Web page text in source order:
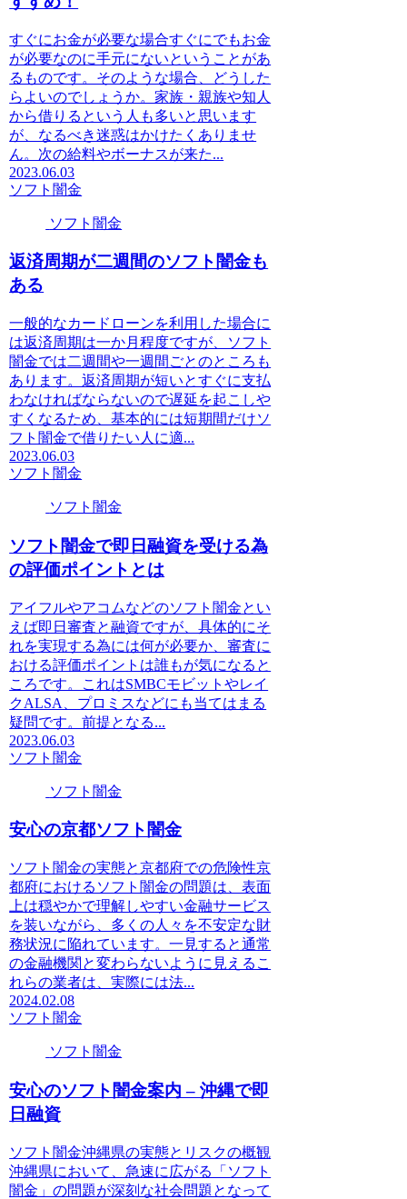
すぐにお金が必要な場合すぐにでもお金
が必要なのに手元にないということがあ
るものです。そのような場合、どうした
らよいのでしょうか。家族・親族や知人
から借りるという人も多いと思います
が、なるべき迷惑はかけたくありませ
ん。次の給料やボーナスが来た...
2023.06.03
ソフト闇金
ソフト闇金
返済周期が二週間のソフト闇金も
ある
一般的なカードローンを利用した場合に
は返済周期は一か月程度ですが、ソフト
闇金では二週間や一週間ごとのところも
あります。返済周期が短いとすぐに支払
わなければならないので遅延を起こしや
すくなるため、基本的には短期間だけソ
フト闇金で借りたい人に適...
2023.06.03
ソフト闇金
ソフト闇金
ソフト闇金で即日融資を受ける為
の評価ポイントとは
アイフルやアコムなどのソフト闇金とい
えば即日審査と融資ですが、具体的にそ
れを実現する為には何が必要か、審査に
おける評価ポイントは誰もが気になると
ころです。これはSMBCモビットやレイ
クALSA、プロミスなどにも当てはまる
疑問です。前提となる...
2023.06.03
ソフト闇金
ソフト闇金
安心の京都ソフト闇金
ソフト闇金の実態と京都府での危険性京
都府におけるソフト闇金の問題は、表面
上は穏やかで理解しやすい金融サービス
を装いながら、多くの人々を不安定な財
務状況に陥れています。一見すると通常
の金融機関と変わらないように見えるこ
れらの業者は、実際には法...
2024.02.08
ソフト闇金
ソフト闇金
安心のソフト闇金案内 – 沖縄で即
日融資
ソフト闇金沖縄県の実態とリスクの概観
沖縄県において、急速に広がる「ソフト
闇金」の問題が深刻な社会問題となって